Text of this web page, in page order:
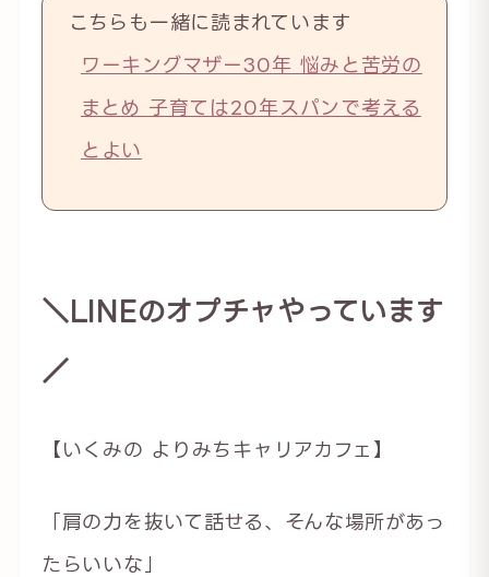
こちらも一緒に読まれています
ワーキングマザー30年 悩みと苦労の
まとめ 子育ては20年スパンで考える
とよい
＼LINEのオプチャやっています
／
【いくみの よりみちキャリアカフェ】
「肩の力を抜いて話せる、そんな場所があっ
たらいいな」